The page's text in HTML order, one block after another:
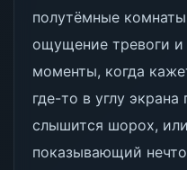
полутёмные
ощущение тревоги
моменты, когда
где-то в углу экрана
слышится шорох,
показывающий